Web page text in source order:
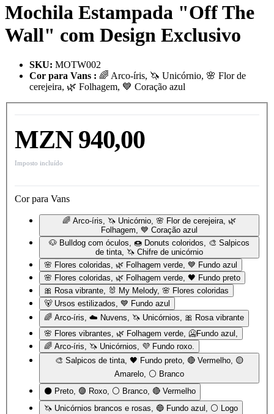
Mochila Estampada "Off The
Wall" com Design Exclusivo
SKU: MOTW002
Cor para Vans : 🌈 Arco-íris, 🦄 Unicórnio, 🌸 Flor de
cerejeira, 🌿 Folhagem, 💙 Coração azul
MZN 940,00
Imposto incluído
Cor para Vans
🌈 Arco-íris, 🦄 Unicórnio, 🌸 Flor de cerejeira, 🌿
Folhagem, 💙 Coração azul
🐶 Bulldog com óculos, 🍩 Donuts coloridos, 🎨 Salpicos
de tinta, 🦄 Chifre de unicórnio
🌸 Flores coloridas, 🌿 Folhagem verde, 💙 Fundo azul
🌸 Flores coloridas, 🌿 Folhagem verde, 🖤 Fundo preto
🎀 Rosa vibrante, 🐰 My Melody, 🌸 Flores coloridas
🐻 Ursos estilizados, 💙 Fundo azul
🌈 Arco-íris, ☁️ Nuvens, 🦄 Unicórnios, 🎀 Rosa vibrante
🌸 Flores vibrantes, 🌿 Folhagem verde, 🥶Fundo azul,
🌈 Arco-íris, 🦄 Unicórnios, 💜 Fundo roxo.
🎨 Salpicos de tinta, 🖤 Fundo preto, 🔴 Vermelho, 🟡
Amarelo, ⚪ Branco
⚫ Preto, 🟣 Roxo, ⚪ Branco, 🔴 Vermelho
🦄 Unicórnios brancos e rosas, 🔵 Fundo azul, ⚪ Logo